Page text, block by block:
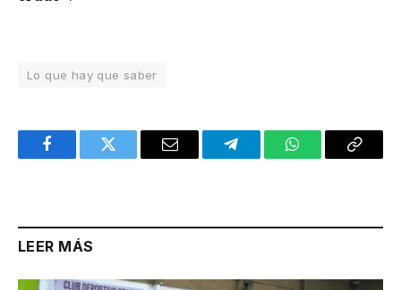
Lo que hay que saber
FacebookTwitter Email TelegramWhatsAppCopy
LEER MÁS